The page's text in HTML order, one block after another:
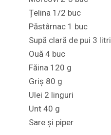
Țelina 1/2 buc
Păstârnac 1 buc
Supă clară de pui 3 litri
Ouă 4 buc
Făina 120 g
Griș 80 g
Ulei 2 linguri
Unt 40 g
Sare și piper